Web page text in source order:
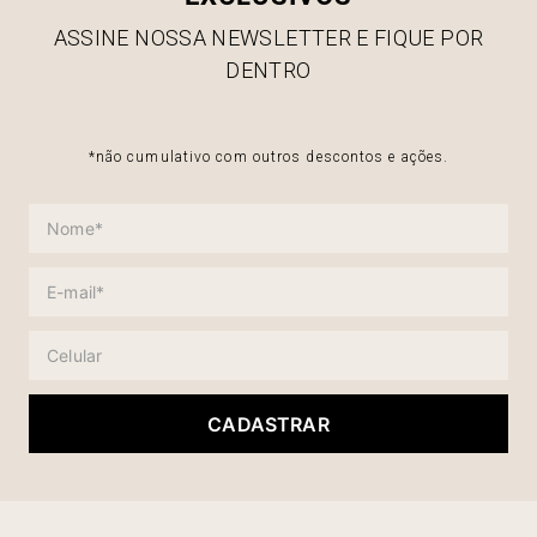
ASSINE NOSSA NEWSLETTER E FIQUE POR
DENTRO
*não cumulativo com outros descontos e ações.
CADASTRAR